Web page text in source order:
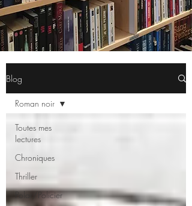
Blog
Toutes mes
lectures
Chroniques
Thriller
Polar/Policier
Roman noir